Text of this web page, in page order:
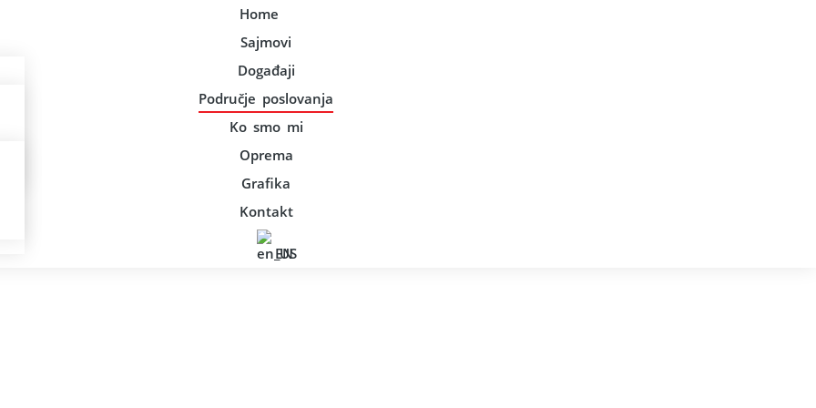
Home
Sajmovi
Događaji
Područje poslovanja
Ko smo mi
Oprema
Grafika
Kontakt
EN